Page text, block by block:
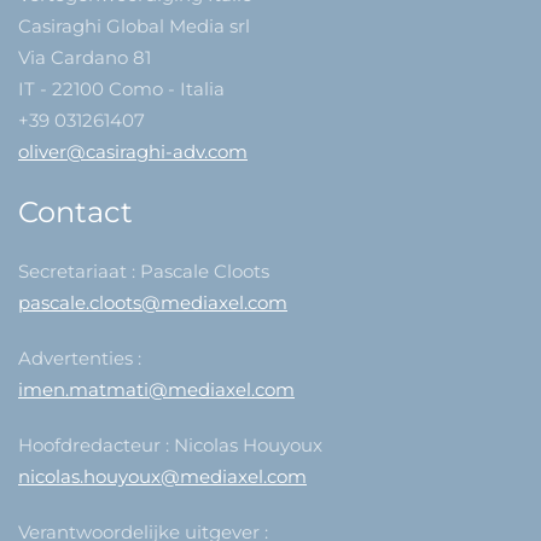
Casiraghi Global Media srl
Via Cardano 81
IT - 22100 Como - Italia
+39 031261407
oliver@casiraghi-adv.com
Contact
Secretariaat : Pascale Cloots
pascale.cloots@mediaxel.com
Advertenties :
imen.matmati@mediaxel.com
Hoofdredacteur : Nicolas Houyoux
nicolas.houyoux@mediaxel.com
Verantwoordelijke uitgever :